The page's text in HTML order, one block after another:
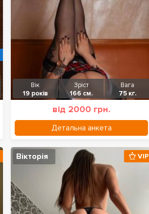
Вік
19 років
Зріст
166 см.
Вага
75 кг.
від 2000 грн.
Детальна анкета
Вікторія VIP